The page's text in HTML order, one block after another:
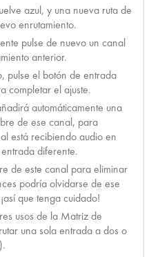
azul, y una nueva ruta de
enrutamiento.
pulse de nuevo un canal
anterior.
pulse el botón de entrada
completar el ajuste.
automáticamente una
de ese canal, para
está recibiendo audio en
diferente.
de este canal para eliminar
podría olvidarse de ese
que tenga cuidado!
usos de la Matriz de
una sola entrada a dos o